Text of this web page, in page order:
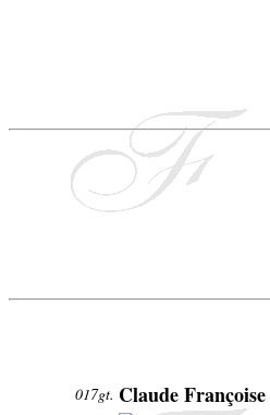
017gt. Claude Françoise